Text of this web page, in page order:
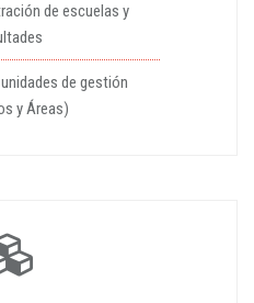
de escuelas y
de gestión
y Áreas)